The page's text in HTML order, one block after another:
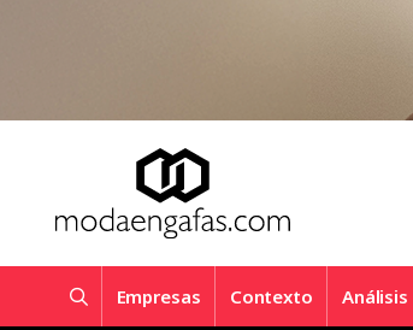
Empresas Contexto Análisis